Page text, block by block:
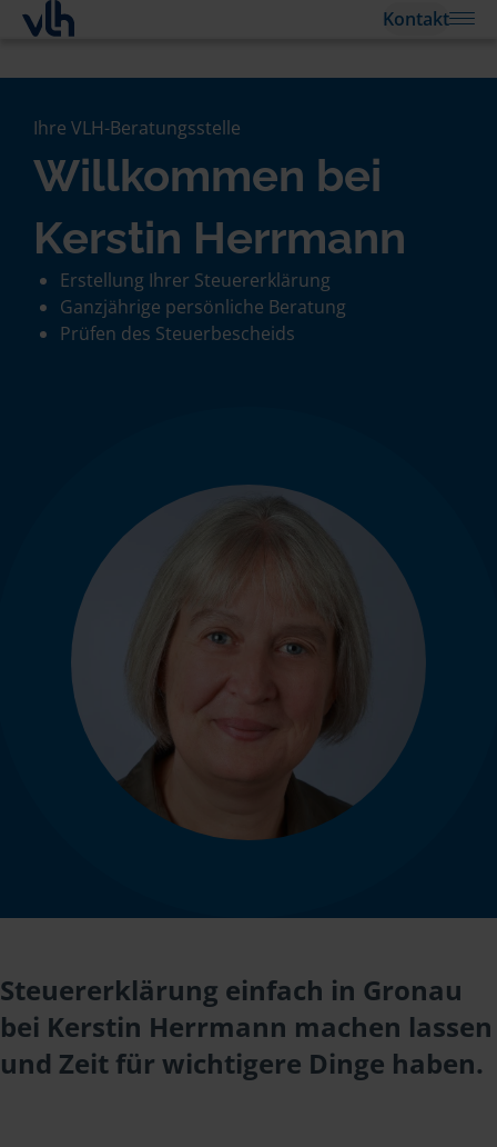
Kontakt
Ihre VLH-Beratungsstelle
Willkommen bei
Kerstin Herrmann
Erstellung Ihrer Steuererklärung
Ganzjährige persönliche Beratung
Prüfen des Steuerbescheids
Steuererklärung einfach in Gronau
bei Kerstin Herrmann machen lassen
und Zeit für wichtigere Dinge haben.